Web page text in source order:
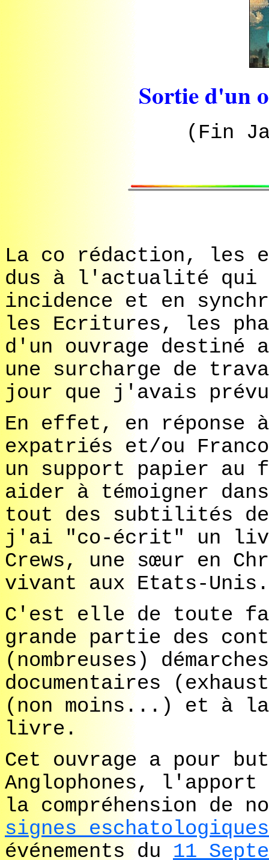
Sortie d'un
(Fin
La co rédaction, les
dus à l'actualité qui
incidence et en
les Ecritures, les
d'un ouvrage destiné
une surcharge de
jour que j'avais
En effet, en réponse à
expatriés et/ou
un support papier au
aider à témoigner
tout des subtilités
j'ai "co-écrit" un
Crews, une sœur en
vivant aux Etats-Unis.
C'est elle de toute
grande partie des
(nombreuses)
documentaires
(non moins...) et à
livre.
Cet ouvrage a pour
Anglophones,
la compréhension de
signes eschatologiques
événements du 11